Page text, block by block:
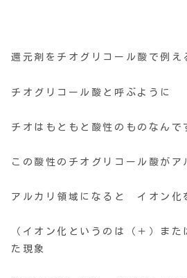
還元剤をチオグリコール酸で例え
チオグリコール酸と呼ぶように
チオはもともと酸性のものなんで
この酸性のチオグリコール酸がア
アルカリ領域になると イオン化
（イオン化というのは（＋）また
た現象